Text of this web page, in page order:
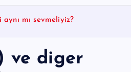
mı sevmeliyiz?
ve diger